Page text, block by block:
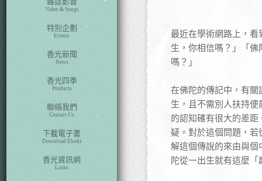
Video & Songs
特別企劃
Events
香光新聞
News
香光四季
Products
聯絡我們
Contact Us
下載電子書
Download Eboks
香光資訊網
Links
最近在學術網路上，
生，你相信嗎？」「
嗎？」
在佛陀的傳記中，有
生，且不需別人扶持
的認知確有很大的差
疑。對於這個問題，
解這個傳說的來由與
陀從一出生就有這麼